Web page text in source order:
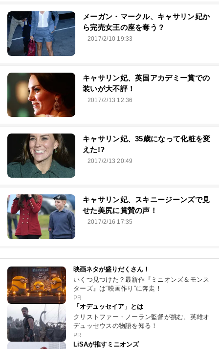
メーガン・マークル、キャサリン妃か
ら完売女王の座を奪う？
2017/2/10 19:33
キャサリン妃、英国アカデミー賞での
装いが大不評！
2017/2/13 12:36
キャサリン妃、35歳になって化粧を変
えた!?
2017/2/13 20:49
キャサリン妃、スキニージーンズで見
せた美尻に賞賛の声！
2017/2/16 17:35
映画ネタが盛りだくさん！
いくつ見つけた？最新作『ミニオンズ＆モンス
ターズ』は“映画作り”に奔走！
PR
「オデュッセイア」とは
クリストファー・ノーラン監督が挑む、英雄オ
デュッセウスの物語を知る！
PR
LiSAが推すミニオンズ